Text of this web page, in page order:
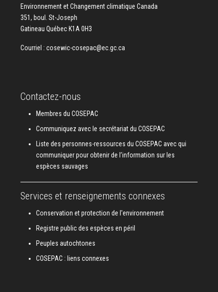
Environnement et Changement climatique Canada
351, boul. St-Joseph
Gatineau Québec K1A 0H3
Courriel : cosewic-cosepac@ec.gc.ca
Contactez-nous
Membres du COSEPAC
Communiquez avec le secrétariat du COSEPAC
Liste des personnes-ressources du COSEPAC avec qui
communiquer pour obtenir de l’information sur les
espèces sauvages
Services et renseignements connexes
Conservation et protection de l'environnement
Registre public des espèces en péril
Peuples autochtones
COSEPAC : liens connexes